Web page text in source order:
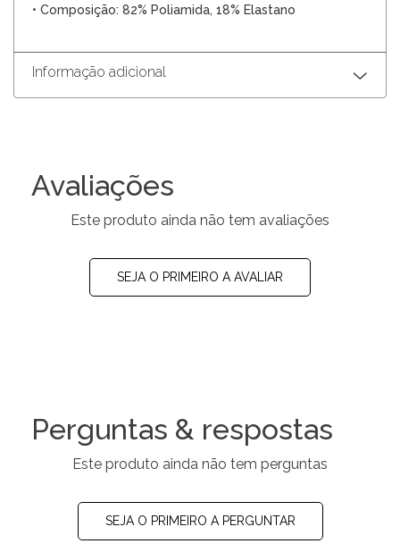
• Composição: 82% Poliamida, 18% Elastano
Informação adicional
Avaliações
Este produto ainda não tem avaliações
SEJA O PRIMEIRO A AVALIAR
Perguntas & respostas
Este produto ainda não tem perguntas
SEJA O PRIMEIRO A PERGUNTAR